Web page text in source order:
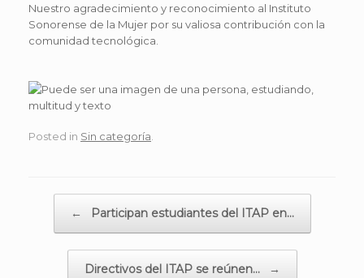
Nuestro agradecimiento y reconocimiento al Instituto
Sonorense de la Mujer por su valiosa contribución con la
comunidad tecnológica.
Posted in Sin categoría.
← Participan estudiantes del ITAP en…
Directivos del ITAP se reúnen… →